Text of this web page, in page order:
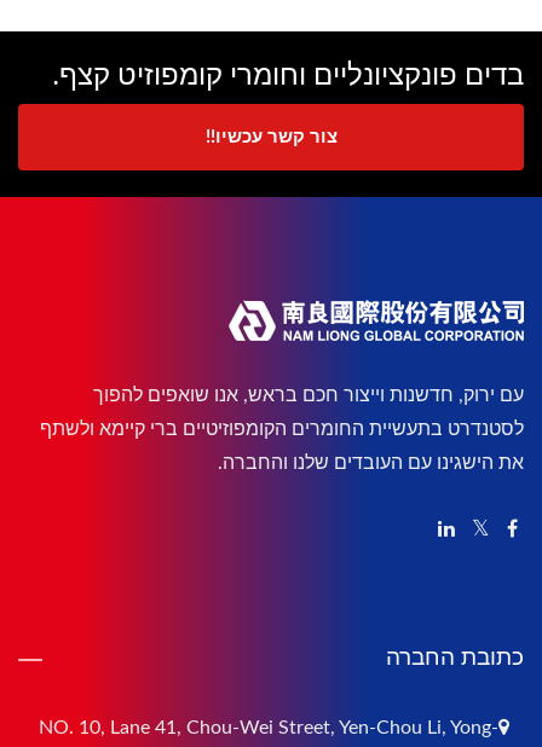
בדים פונקציונליים וחומרי קומפוזיט קצף.
צור קשר עכשיו!!
עם ירוק, חדשנות וייצור חכם בראש, אנו שואפים להפוך
לסטנדרט בתעשיית החומרים הקומפוזיטיים ברי קיימא ולשתף
את הישגינו עם העובדים שלנו והחברה.
כתובת החברה
NO. 10, Lane 41, Chou-Wei Street, Yen-Chou Li, Yong-